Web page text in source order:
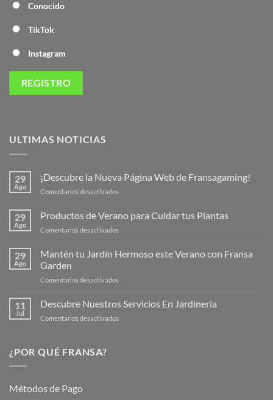
Conocido
TikTok
Instagram
ULTIMAS NOTICIAS
29
Ago
¡Descubre la Nueva Página Web de Fransagaming!
Comentarios desactivados
Nueva
de
29
Ago
Productos de Verano para Cuidar tus Plantas
Comentarios desactivados
de
Verano
Plantas
29
Ago
Mantén tu Jardín Hermoso este Verano con Fransa
Garden
Comentarios desactivados
tu
Jardín
11
Jul
Descubre Nuestros Servicios En Jardinería
Comentarios desactivados
¿POR QUÉ FRANSA?
Métodos de Pago